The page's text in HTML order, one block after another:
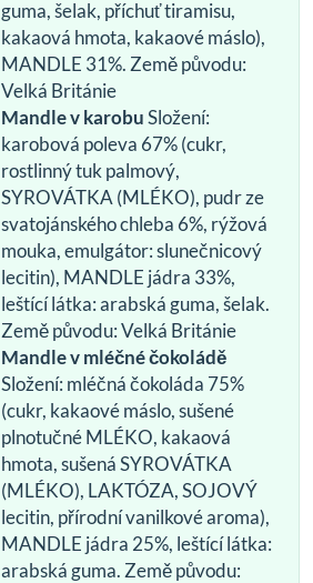
guma, šelak, příchuť tiramisu,
kakaová hmota, kakaové máslo),
MANDLE 31%. Země původu:
Velká Británie
Mandle v karobuSložení:
karobová poleva 67% (cukr,
rostlinný tuk palmový,
SYROVÁTKA (MLÉKO), pudr ze
svatojánského chleba 6%, rýžová
mouka, emulgátor: slunečnicový
lecitin), MANDLE jádra 33%,
leštící látka: arabská guma, šelak.
Země původu: Velká Británie
Mandle v mléčné čokoládě
Složení: mléčná čokoláda 75%
(cukr, kakaové máslo, sušené
plnotučné MLÉKO, kakaová
hmota, sušená SYROVÁTKA
(MLÉKO), LAKTÓZA, SOJOVÝ
lecitin, přírodní vanilkové aroma),
MANDLE jádra 25%, leštící látka:
arabská guma. Země původu: